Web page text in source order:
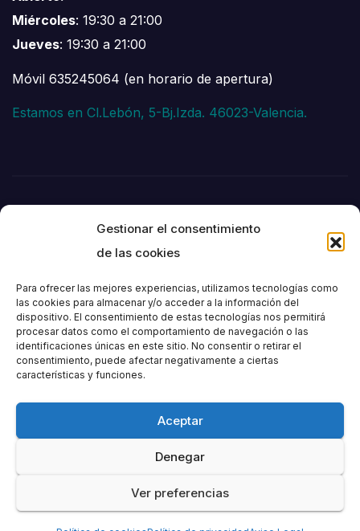
Gestionar el consentimiento
de las cookies
Para ofrecer las mejores experiencias, utilizamos tecnologías como
las cookies para almacenar y/o acceder a la información del
dispositivo. El consentimiento de estas tecnologías nos permitirá
procesar datos como el comportamiento de navegación o las
identificaciones únicas en este sitio. No consentir o retirar el
consentimiento, puede afectar negativamente a ciertas
características y funciones.
Aceptar
Denegar
Ver preferencias
Miércoles: 19:30 a 21:00
Jueves: 19:30 a 21:00
Móvil 635245064 (en horario de apertura)
Estamos en Cl.Lebón, 5-Bj.Izda. 46023-Valencia.
Societat
Excursionista de
València
Themeansar